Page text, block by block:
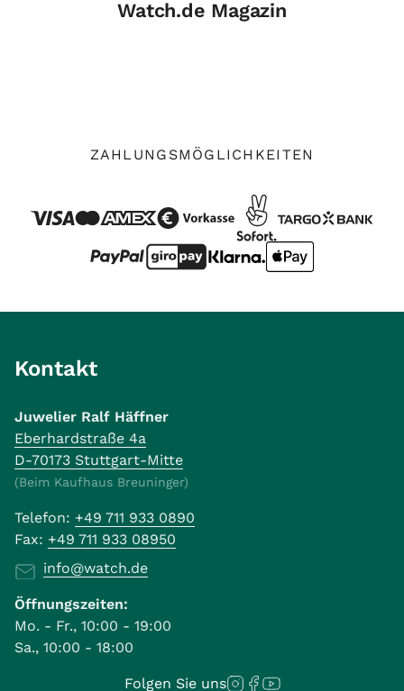
Watch.de Magazin
ZAHLUNGSMÖGLICHKEITEN
Kontakt
Juwelier Ralf Häffner
Eberhardstraße 4a
D-70173 Stuttgart-Mitte
(Beim Kaufhaus Breuninger)
Telefon: +49 711 933 0890
Fax: +49 711 933 08950
info@watch.de
Öffnungszeiten:
Mo. - Fr., 10:00 - 19:00
Sa., 10:00 - 18:00
Folgen Sie uns